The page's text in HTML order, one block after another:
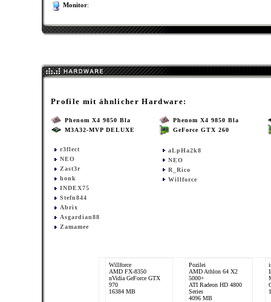
Monitor:
Profile mit ähnlicher Hardware:
Phenom X4 9850 Bla
M3A32-MVP DELUXE
r3flect
NEO
Zast3r
honk
INDEX75
Stefn844
Abrix
Asgardian88
Zamamee
Phenom X4 9850 Bla
GeForce GTX 260
aLpHa2k8
NEO
R_Rico
Willforce
Willforce
AMD FX-8350
nVidia GeForce GTX
970
16384 MB
Pozilei
AMD Athlon 64 X2
5000+
ATI Radeon HD 4800
Series
4096 MB